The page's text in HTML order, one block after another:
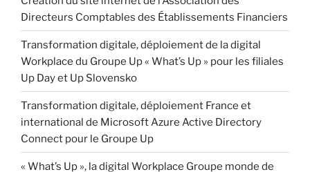
Directeurs Comptables des Établissements Financiers
Transformation digitale, déploiement de la digital
Workplace du Groupe Up « What’s Up » pour les filiales
Up Day et Up Slovensko
Transformation digitale, déploiement France et
international de Microsoft Azure Active Directory
Connect pour le Groupe Up
« What’s Up », la digital Workplace Groupe monde de